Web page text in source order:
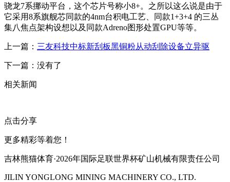
骁龙7系挪动平台，这个芯片号称小8+。之所以这么说是由于
它采用8系旗舰芯同款的4nm台积电工艺、同款1+3+4 的三丛
集八焦点架构设想以及同款Adreno图形处置GPU等等。
上一篇： 三友科技中标新刮板黑铜粉从动刮除设备立异驱
下一篇：没有了
相关新闻
点击分享
更多精彩等着您！
吉林熊猫体育·2026年国际足联世界杯矿山机械有限责任公司
JILIN YONGLONG MINING MACHINERY CO., LTD.